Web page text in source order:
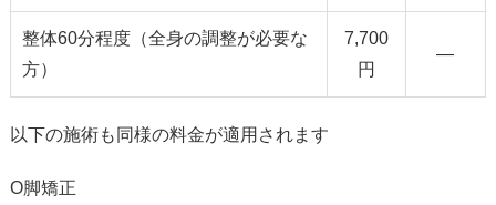
整体60分程度（全身の調整が必要な
方）
7,700
円
—
以下の施術も同様の料金が適用されます
O脚矯正